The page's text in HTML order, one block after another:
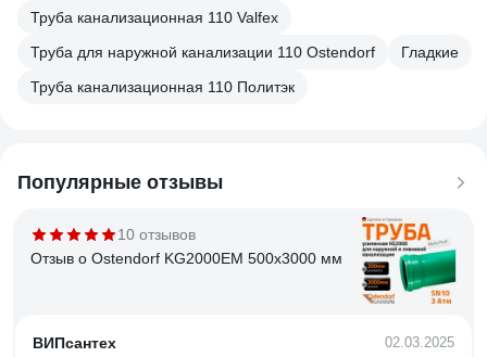
Труба канализационная 110 Valfex
Труба для наружной канализации 110 Ostendorf
Гладкие
Труба канализационная 110 Политэк
Популярные отзывы
10 отзывов
Отзыв о Ostendorf KG2000EM 500x3000 мм
ВИПсантех 02.03.2025